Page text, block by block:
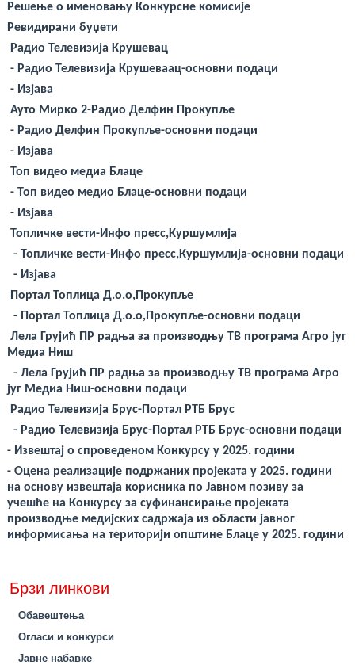
Veren
Siteler
Решење о именовању Конкурсне комисије
Ревидирани буџети
Радио Телевизија Крушевац
- Радио Телевизија Крушеваац-основни подаци
- Изјава
Ауто Мирко 2-Радио Делфин Прокупље
- Радио Делфин Прокупље-основни подаци
- Изјава
Топ видео медиа Блаце
- Топ видео медио Блаце-основни подаци
- Изјава
Топличке вести-Инфо пресс,Куршумлија
- Топличке вести-Инфо пресс,Куршумлија-основни подаци
- Изјава
Портал Топлица Д.о.о,Прокупље
- Портал Топлица Д.о.о,Прокупље-основни подаци
Лела Грујић ПР радња за производњу ТВ програма Агро југ
Медиа Ниш
-Лела Грујић ПР радња за производњу ТВ програма Агро
југ Медиа Ниш-основни подаци
Радио Телевизија Брус-Портал РТБ Брус
- Радио Телевизија Брус-Портал РТБ Брус-основни подаци
- Извештај о спроведеном Конкурсу у 2025. години
-Оцена реализације подржаних пројеката у 2025. години
на основу извештаја корисника поЈавном позиву за
учешће на Конкурсуза суфинансирање пројеката
производње медијских садржаја из областијавног
информисања натериторијиопштине Блаце у 2025. години
Брзи линкови
Обавештења
Огласи и конкурси
Јавне набавке